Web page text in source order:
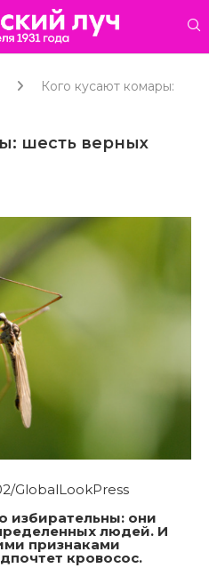
Кого кусают комары:
шесть верных
GlobalLookPress
избирательны: они
людей. И
признаками
кровосос.